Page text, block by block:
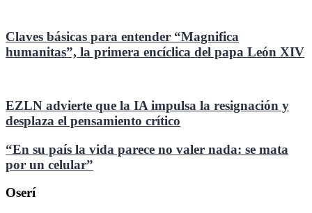
Claves básicas para entender “Magnifica
humanitas”, la primera encíclica del papa León XIV
EZLN advierte que la IA impulsa la resignación y
desplaza el pensamiento crítico
“En su país la vida parece no valer nada: se mata
por un celular”
Oserí